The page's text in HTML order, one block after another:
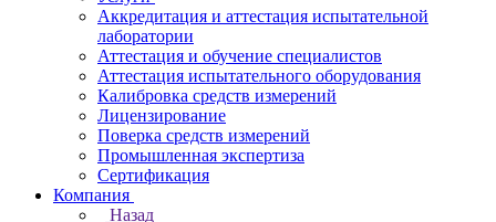
Аккредитация и аттестация испытательной
лаборатории
Аттестация и обучение специалистов
Аттестация испытательного оборудования
Калибровка средств измерений
Лицензирование
Поверка средств измерений
Промышленная экспертиза
Сертификация
Компания
Назад